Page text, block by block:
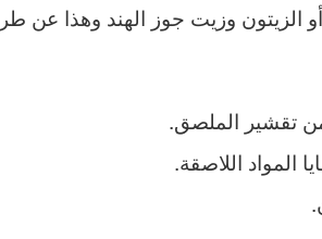
الزيتون وزيت جوز الهند وهذا عن
تقشير الملصق.
اللاصقة.